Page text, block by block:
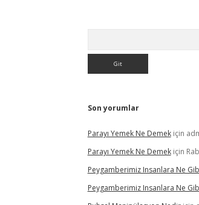
Son yorumlar
Parayı Yemek Ne Demekiçin
Parayı Yemek Ne Demekiçin
Peygamberimiz Insanlara Ne
Peygamberimiz Insanlara Ne